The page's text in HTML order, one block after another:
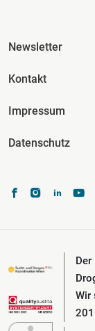
Fusszeile
Newsletter
Kontakt
Impressum
Datenschutz
Wir